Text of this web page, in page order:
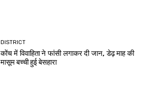
DISTRICT
कोंच में विवाहिता ने फांसी लगाकर दी जान, डेढ़ माह की
मासूम बच्ची हुई बेसहारा